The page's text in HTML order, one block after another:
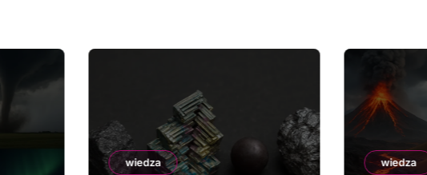
wiedza wiedza